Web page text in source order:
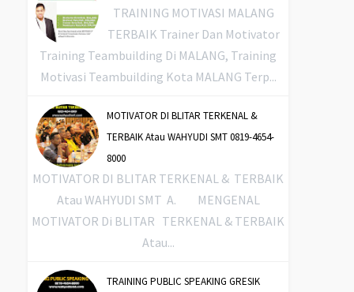
TRAINING MOTIVASI MALANG
TERBAIK Trainer Dan Motivator
Training Teambuilding Di MALANG, Training
Motivasi Teambuilding Kota MALANG Terp...
MOTIVATOR DI BLITAR TERKENAL &
TERBAIK Atau WAHYUDI SMT 0819-4654-
8000
MOTIVATOR DI BLITAR TERKENAL & TERBAIK
Atau WAHYUDI SMT A. MENGENAL
MOTIVATOR Di BLITAR TERKENAL & TERBAIK
Atau...
TRAINING PUBLIC SPEAKING GRESIK